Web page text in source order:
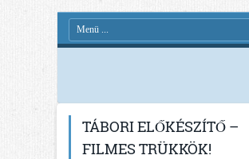
TÁBORI ELŐKÉSZÍTŐ –
FILMES TRÜKKÖK!